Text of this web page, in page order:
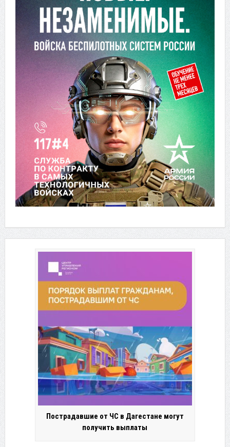
Пострадавшие от ЧС в Дагестане могут
получить выплаты